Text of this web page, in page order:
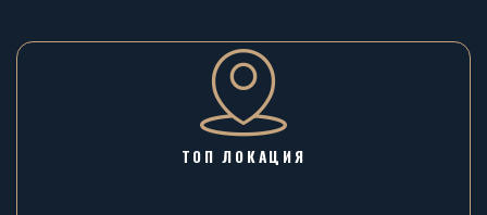
ТОП ЛОКАЦИЯ